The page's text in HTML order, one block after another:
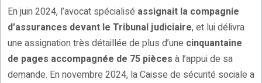
En juin 2024, l’avocat spécialisé assignait la compagnie
d’assurances devant le Tribunal judiciaire, et lui délivra
une assignation très détaillée de plus d’une cinquantaine
de pages accompagnée de 75 pièces à l’appui de sa
demande. En novembre 2024, la Caisse de sécurité sociale a